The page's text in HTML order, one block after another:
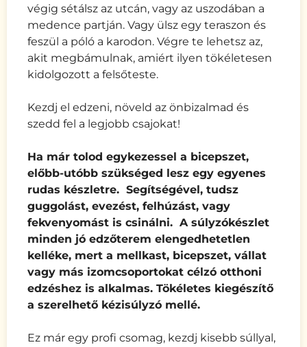
végig sétálsz az utcán, vagy az uszodában a
medence partján. Vagy ülsz egy teraszon és
feszül a póló a karodon. Végre te lehetsz az,
akit megbámulnak, amiért ilyen tökéletesen
kidolgozott a felsőteste.
Kezdj el edzeni, növeld az önbizalmad és
szedd fel a legjobb csajokat!
Ha már tolod egykezessel a bicepszet,
előbb-utóbb szükséged lesz egy egyenes
rudas készletre. Segítségével, tudsz
guggolást, evezést, felhúzást, vagy
fekvenyomást is csinálni. A súlyzókészlet
minden jó edzőterem elengedhetetlen
kelléke, mert a mellkast, bicepszet, vállat
vagy más izomcsoportokat célzó otthoni
edzéshez is alkalmas. Tökéletes kiegészítő
a szerelhető kézisúlyzó mellé.
Ez már egy profi csomag, kezdj kisebb súllyal,